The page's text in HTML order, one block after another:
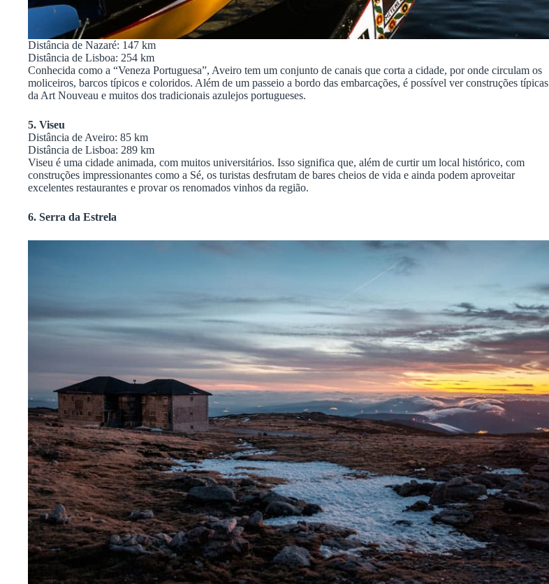
Distância de Nazaré: 147 km
Distância de Lisboa: 254 km
Conhecida como a “Veneza Portuguesa”, Aveiro tem um conjunto de canais que corta a cidade, por onde circulam os
moliceiros, barcos típicos e coloridos. Além de um passeio a bordo das embarcações, é possível ver construções típicas
da Art Nouveau e muitos dos tradicionais azulejos portugueses.
5. Viseu
Distância de Aveiro: 85 km
Distância de Lisboa: 289 km
Viseu é uma cidade animada, com muitos universitários. Isso significa que, além de curtir um local histórico, com
construções impressionantes como a Sé, os turistas desfrutam de bares cheios de vida e ainda podem aproveitar
excelentes restaurantes e provar os renomados vinhos da região.
6. Serra da Estrela